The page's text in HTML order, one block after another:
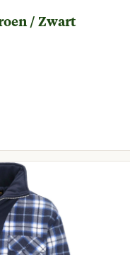
/ Zwart
€ 41,96